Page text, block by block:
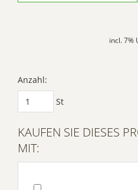
Powered by
Usercentrics Consent
incl. 7%
Anzahl:
St
KAUFEN SIE DIESES
MIT: